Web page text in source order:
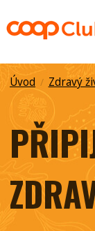
Úvod / Zdravý